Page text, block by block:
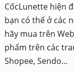
CốcLunette hiện
bạn có thể ở các
hãy mua trên
phẩm trên các
Shopee, Sendo…